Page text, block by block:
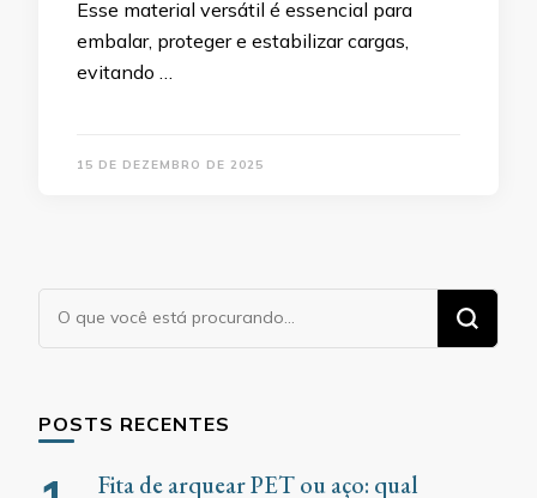
Esse material versátil é essencial para
embalar, proteger e estabilizar cargas,
evitando …
15 DE DEZEMBRO DE 2025
Procurando
algo?
POSTS RECENTES
Fita de arquear PET ou aço: qual